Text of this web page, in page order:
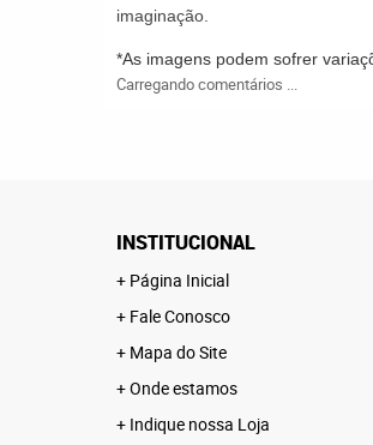
imaginação.
*As imagens podem sofrer
Carregando comentários ...
INSTITUCIONAL
Página Inicial
Fale Conosco
Mapa do Site
Onde estamos
Indique nossa Loja